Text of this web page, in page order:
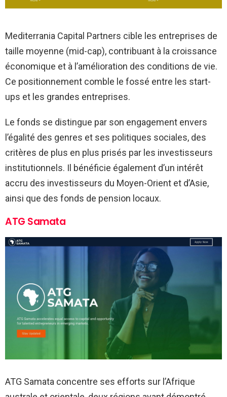
Mediterrania Capital Partners cible les entreprises de
taille moyenne (mid-cap), contribuant à la croissance
économique et à l’amélioration des conditions de vie.
Ce positionnement comble le fossé entre les start-
ups et les grandes entreprises.
Le fonds se distingue par son engagement envers
l’égalité des genres et ses politiques sociales, des
critères de plus en plus prisés par les investisseurs
institutionnels. Il bénéficie également d’un intérêt
accru des investisseurs du Moyen-Orient et d’Asie,
ainsi que des fonds de pension locaux.
ATG Samata
ATG Samata concentre ses efforts sur l’Afrique